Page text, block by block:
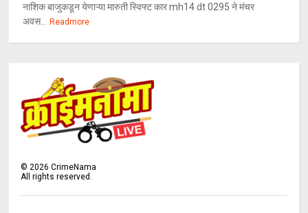
नाशिक बाजुकडून येणाऱ्या मारुती स्विफ्ट कार mh14 dt 0295 ने मंचर
अवस... Readmore
©2026 CrimeNama
All rights reserved.